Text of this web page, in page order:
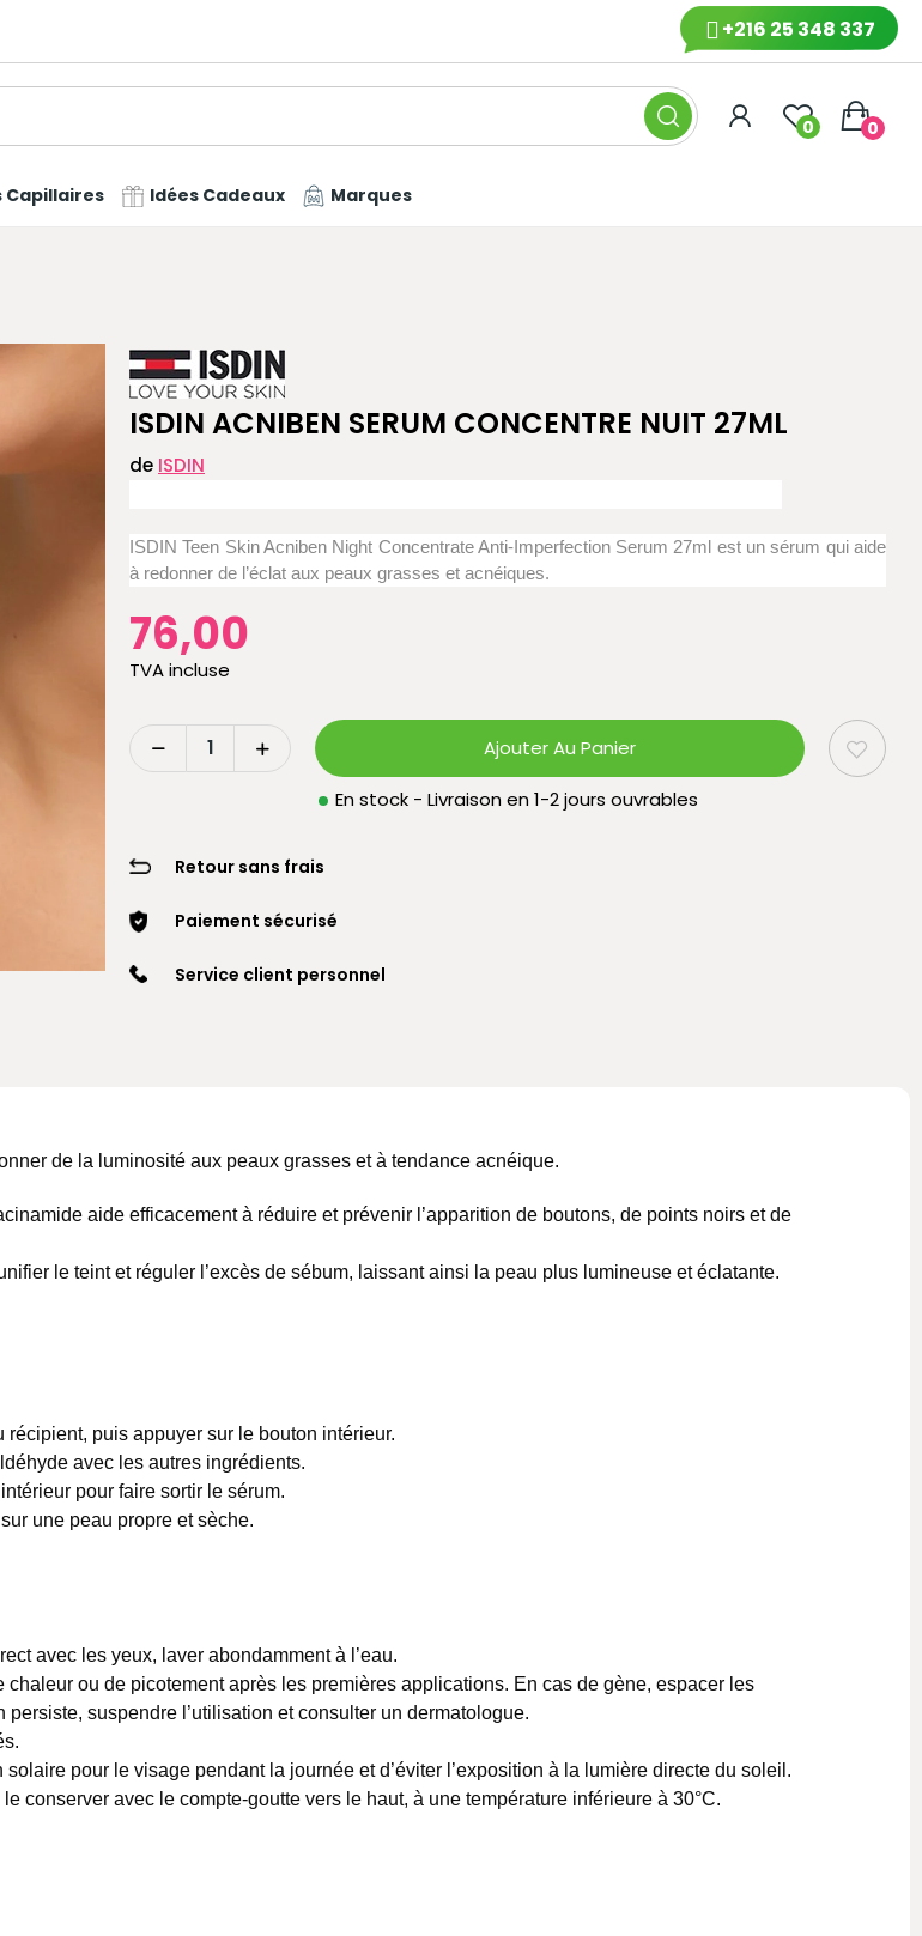
+216 25 348 337
0 0
Capillaires Idées Cadeaux Marques
ISDIN ACNIBEN SERUM CONCENTRE NUIT 27ML
de ISDIN
ISDIN Teen Skin Acniben Night Concentrate Anti-Imperfection Serum 27ml est un sérum qui aide
à redonner de l’éclat aux peaux grasses et acnéiques.
76,00
TVA incluse
Ajouter Au Panier
En stock - Livraison en 1-2 jours ouvrables
Retour sans frais
Paiement sécurisé
Service client personnel
de la luminosité aux peaux grasses et à tendance acnéique.
aide efficacement à réduire et prévenir l’apparition de boutons, de points noirs et de
le teint et réguler l’excès de sébum, laissant ainsi la peau plus lumineuse et éclatante.
puis appuyer sur le bouton intérieur.
avec les autres ingrédients.
pour faire sortir le sérum.
une peau propre et sèche.
avec les yeux, laver abondamment à l’eau.
ou de picotement après les premières applications. En cas de gène, espacer les
suspendre l’utilisation et consulter un dermatologue.
pour le visage pendant la journée et d’éviter l’exposition à la lumière directe du soleil.
conserver avec le compte-goutte vers le haut, à une température inférieure à 30°C.